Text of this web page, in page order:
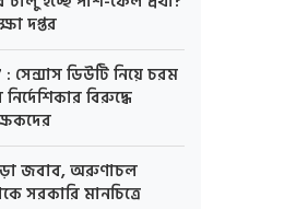
দপ্তর
ডিউটি নিয়ে চরম
বিরুদ্ধে
জবাব, অরুণাচল
সরকারি মানচিত্রে